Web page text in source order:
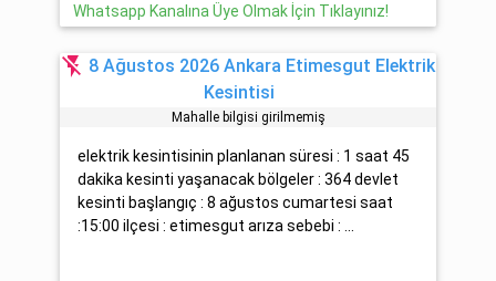
Whatsapp Kanalına Üye Olmak İçin Tıklayınız!
flash_off 8 Ağustos 2026 Ankara Etimesgut Elektrik
Kesintisi
Mahalle bilgisi girilmemiş
elektrik kesintisinin planlanan süresi : 1 saat 45
dakika kesinti yaşanacak bölgeler : 364 devlet
kesinti başlangıç : 8 ağustos cumartesi saat
:15:00 ilçesi : etimesgut arıza sebebi : ...